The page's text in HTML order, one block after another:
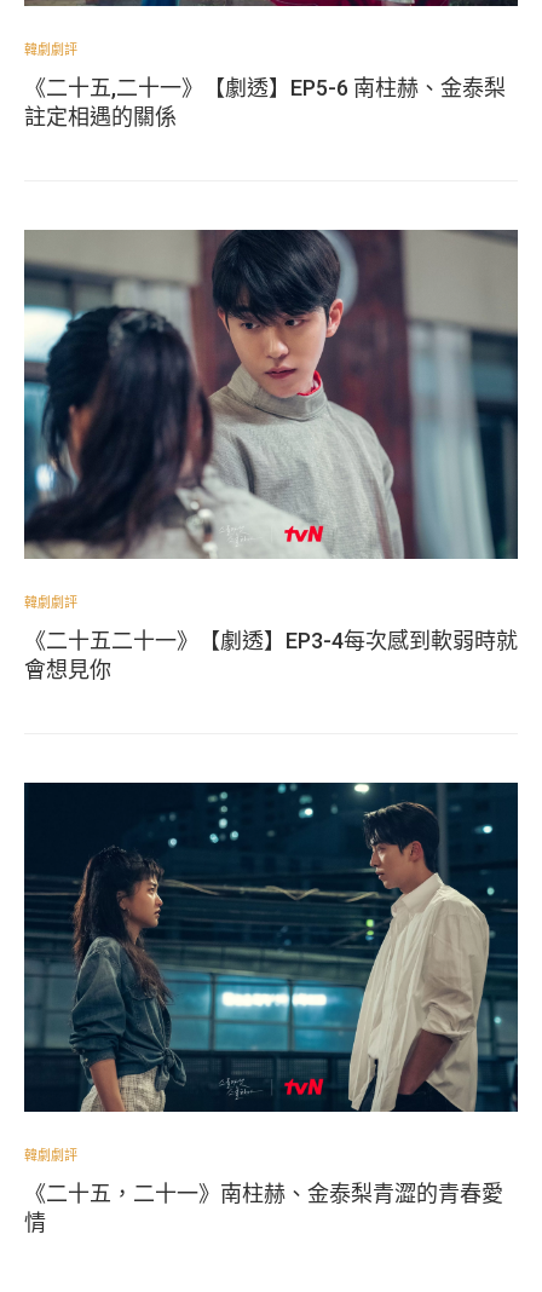
韓劇劇評
《二十五,二十一》【劇透】EP5-6 南柱赫、金泰梨
註定相遇的關係
韓劇劇評
《二十五二十一》【劇透】EP3-4每次感到軟弱時就
會想見你
韓劇劇評
《二十五，二十一》南柱赫、金泰梨青澀的青春愛
情